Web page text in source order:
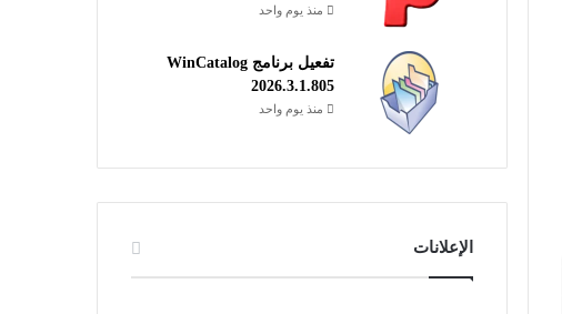
منذ يوم واحد
تفعيل برنامج WinCatalog
2026.3.1.805
منذ يوم واحد
الإعلانات